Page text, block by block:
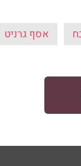
אסף גרניט